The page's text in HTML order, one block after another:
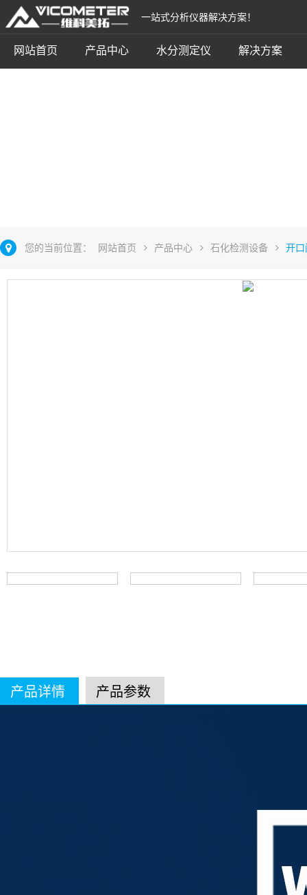
一站式分析仪器解决方案！
网站首页 产品中心 水分测定仪 解决方案
您的当前位置： 网站首页 产品中心 石化检测设备 开
产品详情 产品参数